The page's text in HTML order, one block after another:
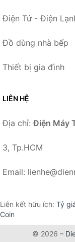
Điện Tử - Điện
Đồ dùng nhà bếp
Thiết bị gia đình
LIÊN HỆ
Địa chỉ:Điện Máy
3, Tp.HCM
Email:
Liên kết hữu ích: Tỷ
Coin
© 2026 –